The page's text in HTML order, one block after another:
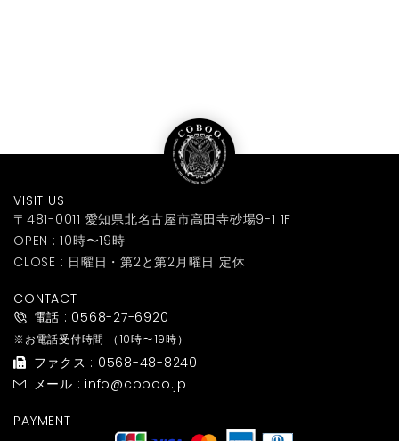
VISIT US
〒481-0011 愛知県北名古屋市高田寺砂場9-1 1F
OPEN : 10時〜19時
CLOSE : 日曜日・第2と第2月曜日 定休
CONTACT
電話 : 0568-27-6920
※お電話受付時間 （10時〜19時）
ファクス : 0568-48-8240
メール : info@coboo.jp
PAYMENT